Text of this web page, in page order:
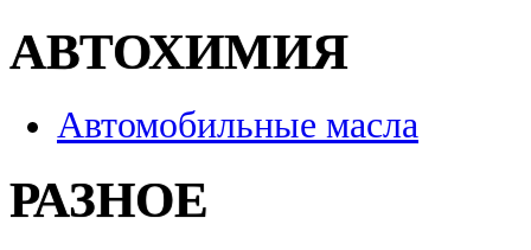
АВТОХИМИЯ
Автомобильные масла
РАЗНОЕ